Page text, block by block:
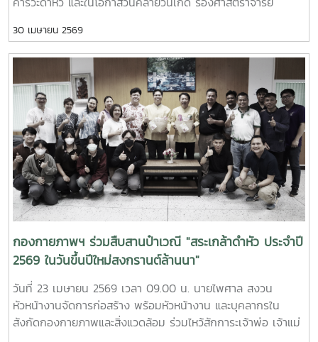
ไพลิน
30 เมษายน 2569
กองกายภาพฯ ร่วมสืบสานป๋าเวณี "สระเกล้าดำหัว ประจำปี
2569 ในวันขึ้นปีใหม่สงกรานต์ล้านนา"
วันที่ 23 เมษายน 2569 เวลา 09.00 น. นายไพศาล สงวน
หัวหน้างานจัดการก่อสร้าง พร้อมหัวหน้างาน และบุคลากรใน
สังกัดกองกายภาพและสิ่งแวดล้อม ร่วมไหว้สักการะเจ้าพ่อ เจ้าแม่